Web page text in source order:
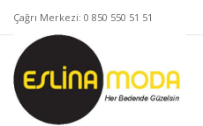
Çağrı Merkezi: 0 850 550 51 51